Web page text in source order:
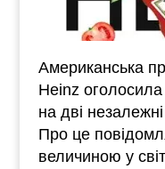
Американська
Heinz
на дві незалежні
Про це
величиною у